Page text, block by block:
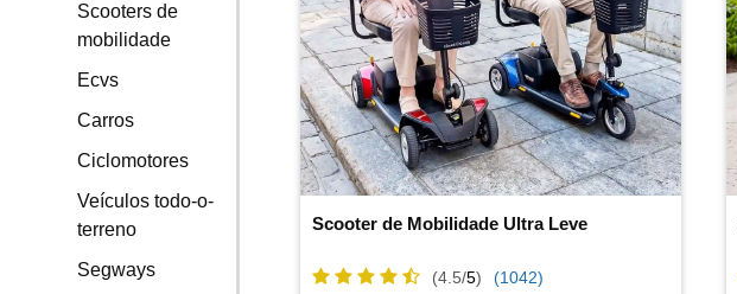
Scooters de
mobilidade
Ecvs
Carros
Ciclomotores
Veículos todo-o-
terreno
Segways
Scooter de Mobilidade Ultra Leve
(4.5/5)
(1042)